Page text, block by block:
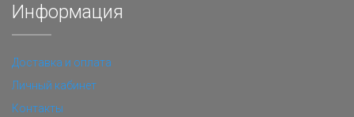
Информация
Доставка и оплата
Личный кабинет
Контакты